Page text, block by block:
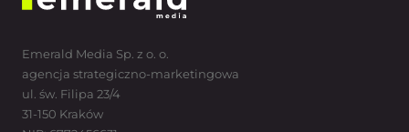
Emerald Media Sp. z o. o.
agencja strategiczno-marketingowa
ul. św. Filipa 23/4
31-150 Kraków